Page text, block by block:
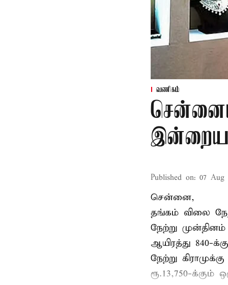
வணிகம்
இன்றைய
Published on: 07 Aug
சென்னை,
தங்கம் விலை
நேற்று முன்தினம்
ஆயிரத்து 840-
நேற்று
ரூ.13,750-க்கும்